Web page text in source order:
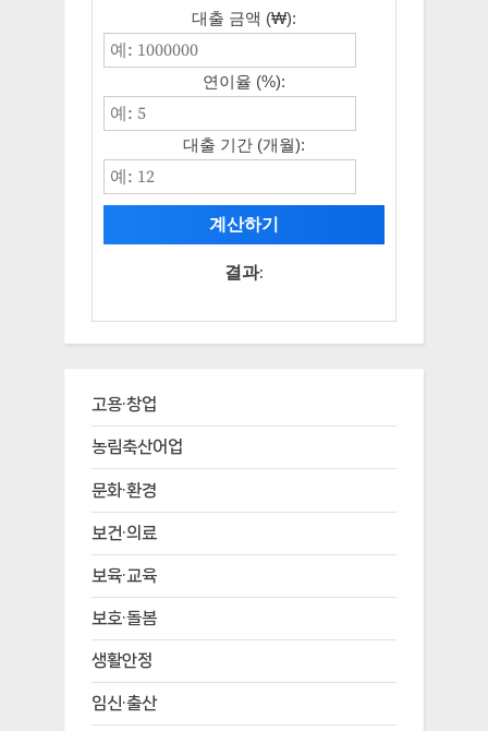
대출 금액 (₩):
연이율 (%):
대출 기간 (개월):
계산하기
결과:
고용·창업
농림축산어업
문화·환경
보건·의료
보육·교육
보호·돌봄
생활안정
임신·출산